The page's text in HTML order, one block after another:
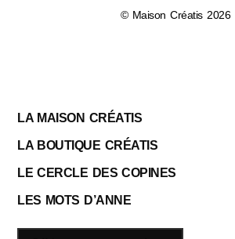
© Maison Créatis 2026
LA MAISON CRÉATIS
LA BOUTIQUE CRÉATIS
LE CERCLE DES COPINES
LES MOTS D’ANNE